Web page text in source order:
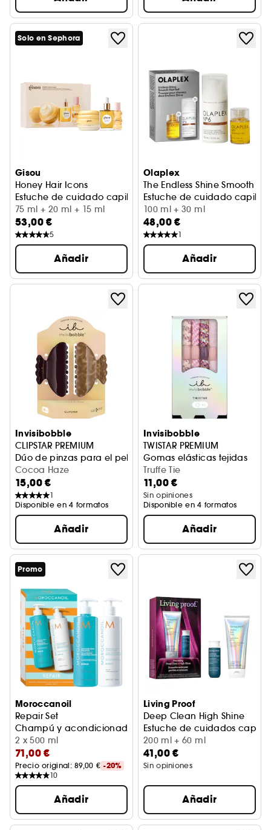
Solo en Sephora
Gisou
Honey Hair Icons
Estuche de cuidado capilar hidratación y brillo
75 ml + 20 ml + 15 ml
53,00 €
5
Añadir
Olaplex
The Endless Shine Smooth
Estuche de cuidado capilar
100 ml + 30 ml
48,00 €
1
Añadir
Invisibobble
CLIPSTAR PREMIUM
Dúo de pinzas para el pelo
Cocoa Haze
15,00 €
1
Disponible en 4 formatos
Añadir
Invisibobble
TWISTAR PREMIUM
Gomas elásticas tejidas
Truffe Tie
11,00 €
Sin opiniones
Disponible en 4 formatos
Añadir
Promo
Moroccanoil
Repair Set
Champú y acondicionador reparador
2 x 500 ml
71,00 €
Precio original: 89,00 € -20%
10
Añadir
Living Proof
Deep Clean High Shine
Estuche de cuidados
200 ml + 60 ml
41,00 €
Sin opiniones
Añadir